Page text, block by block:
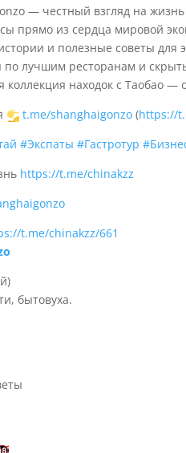
— честный взгляд на
прямо из сердца мировой
и полезные советы для
по лучшим ресторанам и
коллекция находок с Таобао —
t.me/shanghaigonzo (https://
#Экспаты #Гастротур
https://t.me/chinakzz
t.me/chinakzz/661
бытовуха.